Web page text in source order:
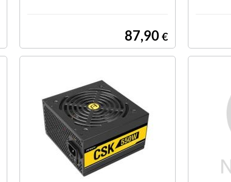
87,90€